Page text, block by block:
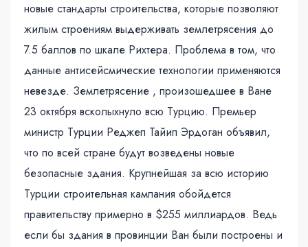
новые стандарты строительства, которые позволяют
жилым строениям выдерживать землетрясения до
7.5 баллов по шкале Рихтера. Проблема в том, что
данные антисейсмические технологии применяются
невезде. Землетрясение , произошедшее в Ване
23 октября всколыхнуло всю Турцию. Премьер
министр Турции Реджеп Тайип Эрдоган объявил,
что по всей стране будут возведены новые
безопасные здания. Крупнейшая за всю историю
Турции строительная кампания обойдется
правительству примерно в $255 миллиардов. Ведь
если бы здания в провинции Ван были построены и